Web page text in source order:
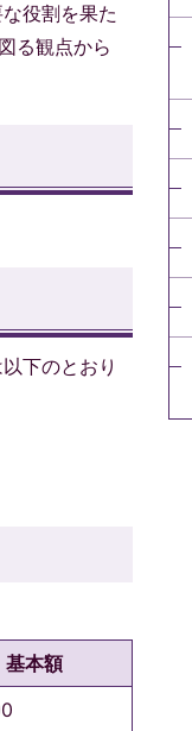
役割を果た
る観点から
下のとおり
基本額